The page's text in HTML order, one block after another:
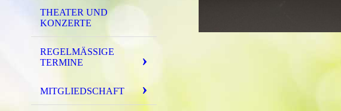
THEATER UND
KONZERTE
REGELMÄSSIGE T
ERMINE
MITGLIEDSCHAFT